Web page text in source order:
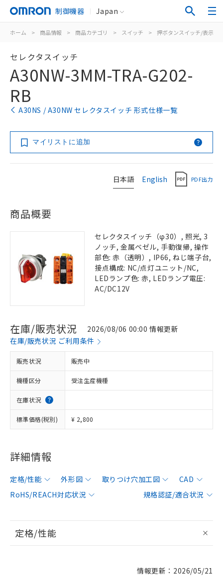
制御機器 Japan
ホーム > 商品情報 > 商品カテゴリ > スイッチ > 押ボタンスイッチ/表示灯
セレクタスイッチ
A30NW-3MM-TRA-G202-
RB
A30NS / A30NW セレクタスイッチ 形式仕様一覧
マイリストに追加
日本語 English PDF出力
商品概要
セレクタスイッチ（φ30）, 照光, 3
ノッチ, 金属ベゼル, 手動復帰, 操作
部色: 赤（透明）, IP66, ねじ端子台,
接点構成: NC/点灯ユニット/NC,
LEDランプ色: 赤, LEDランプ電圧:
AC/DC12V
在庫/販売状況
2026/08/06 00:00 情報更新
在庫/販売状況 ご利用条件
販売状況 販売中
機種区分 受注生産機種
在庫状況
標準価格(税別) ¥ 2,800
詳細情報
定格/性能 外形図 取りつけ穴加工図
CAD
RoHS/REACH対応状況
規格認証/適合状況
定格/性能
情報更新：2026/05/21